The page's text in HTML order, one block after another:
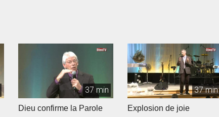
37 min
Dieu confirme la Parole
37 min
Explosion de joie